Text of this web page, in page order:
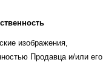
изображения,
Продавца и/или его